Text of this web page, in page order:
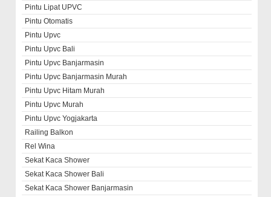
Pintu Lipat UPVC
Pintu Otomatis
Pintu Upvc
Pintu Upvc Bali
Pintu Upvc Banjarmasin
Pintu Upvc Banjarmasin Murah
Pintu Upvc Hitam Murah
Pintu Upvc Murah
Pintu Upvc Yogjakarta
Railing Balkon
Rel Wina
Sekat Kaca Shower
Sekat Kaca Shower Bali
Sekat Kaca Shower Banjarmasin